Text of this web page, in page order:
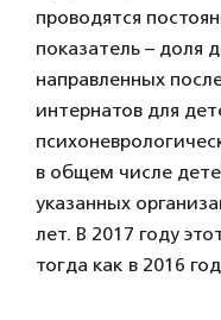
проводятся
показатель – доля
направленных
интернатов для
в общем числе
указанных
лет. В 2017 году
тогда как в 2016